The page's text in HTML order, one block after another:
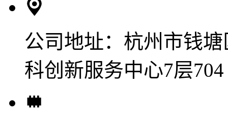
公司地址： 杭州市钱
科创新服务中心7层704